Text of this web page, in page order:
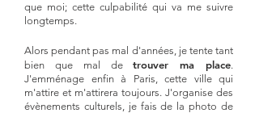
que moi; cette culpabilité qui va me suivre
longtemps.
Alors pendant pas mal d'années, je tente tant
bien que mal detrouver ma place.
J'emménage enfin à Paris, cette ville qui
m'attire et m'attirera toujours. J'organise des
évènements culturels, je fais de la photo de